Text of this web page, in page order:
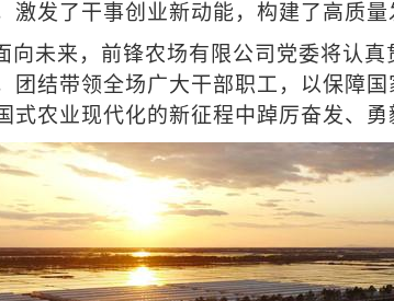
激发了干事创业新动能，构建了高质量
向未来，前锋农场有限公司党委将认
团结带领全场广大干部职工，以保障
式农业现代化的新征程中踔厉奋发、勇